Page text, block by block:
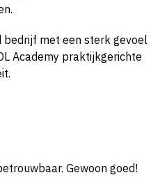
bedrijf met een sterk gevoel
Academy praktijkgerichte
Gewoon goed!